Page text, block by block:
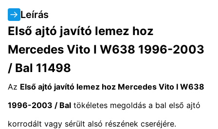
Leírás
Első ajtó javító lemez hoz
Mercedes Vito I W638 1996-2003
/ Bal 11498
Az Első ajtó javító lemez hoz Mercedes Vito I W638
1996-2003 / Bal tökéletes megoldás a bal első ajtó
korrodált vagy sérült alsó részének cseréjére.